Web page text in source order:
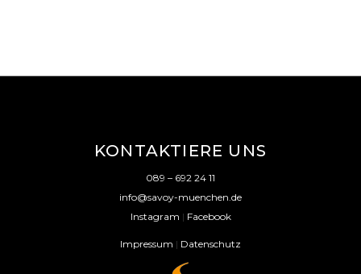
KONTAKTIERE UNS
089 – 692 24 11
info@savoy-muenchen.de
Instagram | Facebook
Impressum | Datenschutz